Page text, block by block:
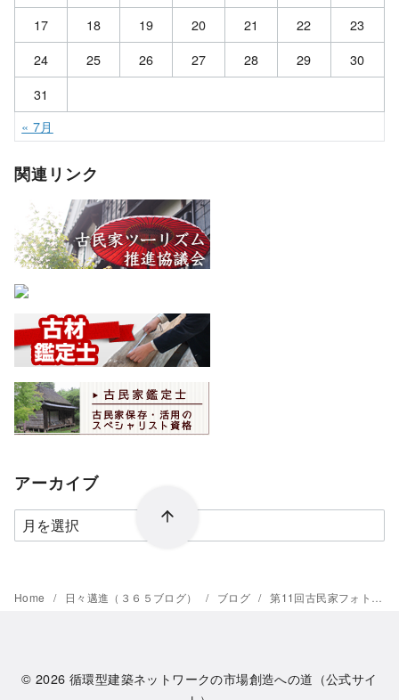
17
18 19 20 21 22
23
24
25 26 27 28 29
30
31
« 7月
関連リンク
アーカイブ
ア
ー
イ
Home 日々邁進（３６５ブログ） ブログ 第11回古民家フォト甲子園
© 2026循環型建築ネットワークの市場創造への道（公式サイ